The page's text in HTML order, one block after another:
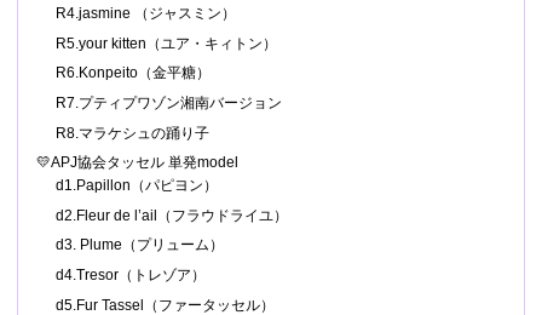
R4.jasmine （ジャスミン）
R5.your kitten（ユア・キィトン）
R6.Konpeito（金平糖）
R7.プティプワゾン湘南バージョン
R8.マラケシュの踊り子
💛APJ協会タッセル 単発model
d1.Papillon（パピヨン）
d2.Fleur de l’ail（フラウドライユ）
d3. Plume（プリューム）
d4.Tresor（トレゾア）
d5.Fur Tassel（ファータッセル）